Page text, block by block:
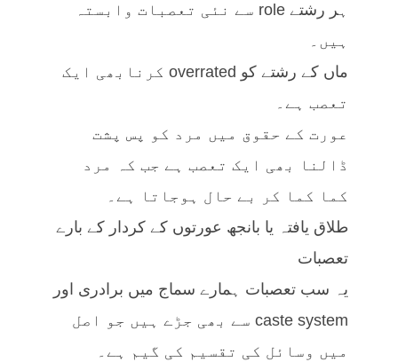
ہر رشتے role سے نئی تعصبات وابستہ
ہیں۔
ماں کے رشتے کو overrated کرنابھی ایک
تعصب ہے۔
عورت کے حقوق میں مرد کو پس پشت
ڈالنا بھی ایک تعصب ہے جب کہ مرد
کما کما کر بے حال ہوجاتا ہے۔
طلاق یافتہ یا بانجھ عورتوں کے کردار کے بارے
تعصبات
یہ سب تعصبات ہمارے سماج میں برادری اور
caste system سے بھی جڑے ہیں جو اصل
میں وسائل کی تقسیم کی گیم ہے۔